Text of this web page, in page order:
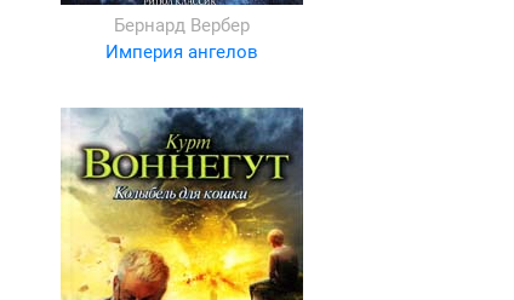
Бернард Вербер
Империя ангелов